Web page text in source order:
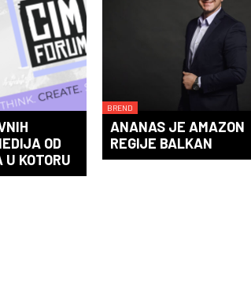
OD
KOTORU
BREND
ANANAS JE AMAZON
REGIJE BALKAN